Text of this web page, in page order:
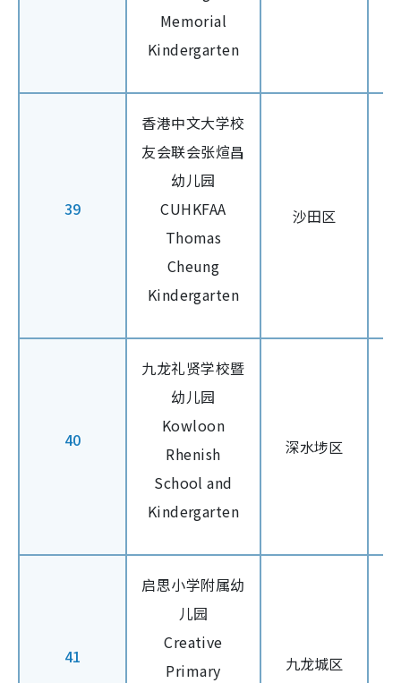
Memorial
Kindergarten
39
香港中文大学校
友会联会张煊昌
幼儿园
CUHKFAA
Thomas
Cheung
Kindergarten
沙田区
40
九龙礼贤学校暨
幼儿园
Kowloon
Rhenish
School and
Kindergarten
深水埗区
41
启思小学附属幼
儿园
Creative
Primary
九龙城区